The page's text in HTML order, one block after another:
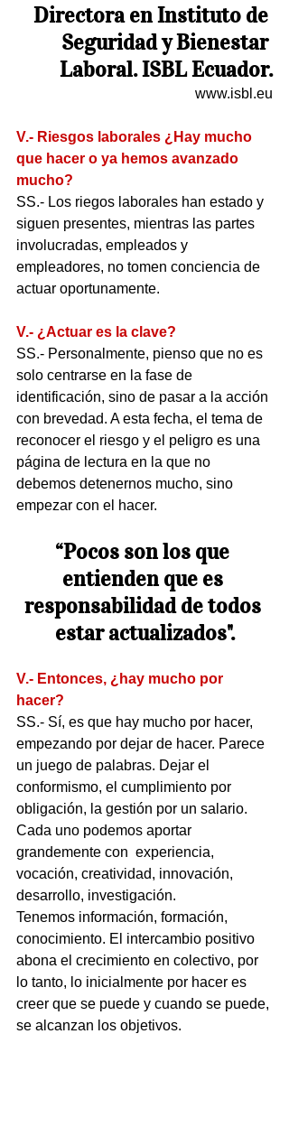
Directora en Instituto de
Seguridad y Bienestar
Laboral. ISBL Ecuador.
www.isbl.eu
V.- Riesgos laborales ¿Hay mucho
que hacer o ya hemos avanzado
mucho?
SS.- Los riegos laborales han estado y
siguen presentes, mientras las partes
involucradas, empleados y
empleadores, no tomen conciencia de
actuar oportunamente.
V.- ¿Actuar es la clave?
SS.- Personalmente, pienso que no es
solo centrarse en la fase de
identificación, sino de pasar a la acción
con brevedad. A esta fecha, el tema de
reconocer el riesgo y el peligro es una
página de lectura en la que no
debemos detenernos mucho, sino
empezar con el hacer.
“Pocos son los que
entienden que es
responsabilidad de todos
estar actualizados".
V.- Entonces, ¿hay mucho por
hacer?
SS.- Sí, es que hay mucho por hacer,
empezando por dejar de hacer. Parece
un juego de palabras. Dejar el
conformismo, el cumplimiento por
obligación, la gestión por un salario.
Cada uno podemos aportar
grandemente con  experiencia,
vocación, creatividad, innovación,
desarrollo, investigación.
Tenemos información, formación,
conocimiento. El intercambio positivo
abona el crecimiento en colectivo, por
lo tanto, lo inicialmente por hacer es
creer que se puede y cuando se puede,
se alcanzan los objetivos.